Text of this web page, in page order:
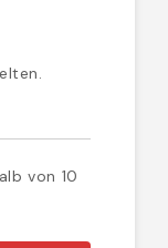
von 10